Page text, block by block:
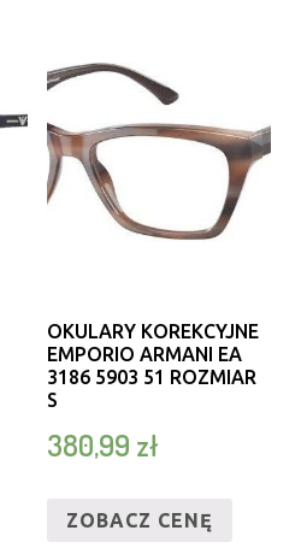
OKULARY KOREKCYJNE
EMPORIO ARMANI EA
3186 5903 51 ROZMIAR
S
380,99 zł
ZOBACZ CENĘ